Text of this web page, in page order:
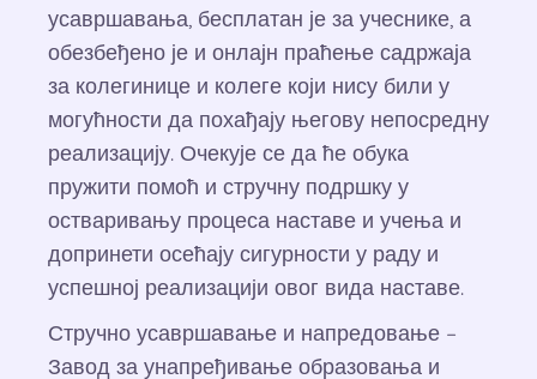
усавршавања, бесплатан је за учеснике, а
обезбеђено је и онлајн праћење садржаја
за колегинице и колеге који нису били у
могућности да похађају његову непосредну
реализацију. Очекује се да ће обука
пружити помоћ и стручну подршку у
остваривању процеса наставе и учења и
допринети осећају сигурности у раду и
успешној реализацији овог вида наставе.
​Стручно усавршавање и напредовање –
Завод за унапређивање образовања и